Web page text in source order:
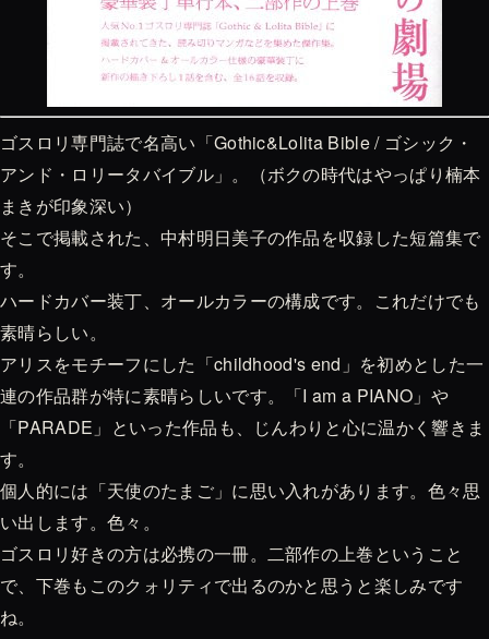
ゴスロリ専門誌で名高い「Gothic&Lolita Bible / ゴシック・
アンド・ロリータバイブル」。（ボクの時代はやっぱり楠本
まきが印象深い）
そこで掲載された、中村明日美子の作品を収録した短篇集で
す。
ハードカバー装丁、オールカラーの構成です。これだけでも
素晴らしい。
アリスをモチーフにした「childhood's end」を初めとした一
連の作品群が特に素晴らしいです。「I am a PIANO」や
「PARADE」といった作品も、じんわりと心に温かく響きま
す。
個人的には「天使のたまご」に思い入れがあります。色々思
い出します。色々。
ゴスロリ好きの方は必携の一冊。二部作の上巻ということ
で、下巻もこのクォリティで出るのかと思うと楽しみです
ね。